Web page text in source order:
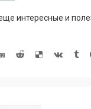
интересные и